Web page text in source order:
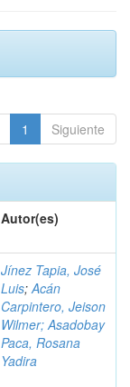
1 Siguiente
Autor(es)
Jínez Tapia, José
Luis;Acán
Carpintero, Jeison
Wilmer; Asadobay
Paca, Rosana
Yadira